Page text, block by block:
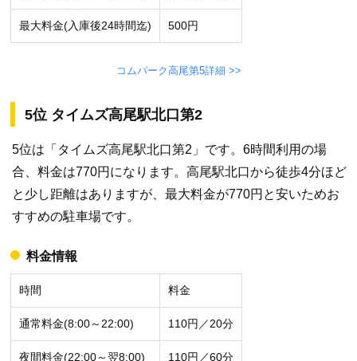
最大料金(入庫後24時間迄) 500円
コムパーク高尾第5詳細 >>
5位 タイムズ高尾駅北口第2
5位は「タイムズ高尾駅北口第2」です。6時間利用の場
合、料金は770円になります。高尾駅北口から徒歩4分ほど
と少し距離はありますが、最大料金が770円と安いためお
すすめの駐車場です。
料金情報
時間 料金
通常料金(8:00～22:00) 110円／20分
夜間料金(22:00～翌8:00) 110円／60分